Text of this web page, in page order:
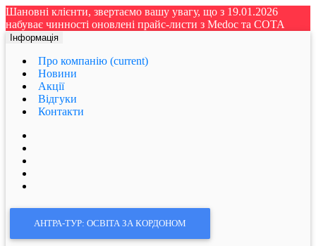
Шановні клієнти, звертаємо вашу увагу, що з 19.01.2026
набуває чинності оновлені прайс-листи з Medoc та СОТА
Інформація
Про компанію (current)
Новини
Акції
Відгуки
Контакти
АНТРА-ТУР: ОСВІТА ЗА КОРДОНОМ